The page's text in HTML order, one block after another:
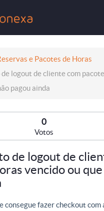
e Pacotes de Horas
logout de cliente com
pagou ainda
0
Votos
de logout de
vencido ou
consegue fazer checkout com